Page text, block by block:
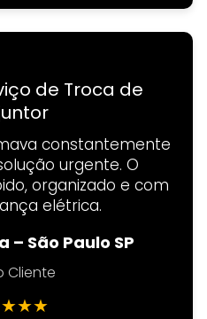
de Troca de
constantemente
urgente. O
organizado e com
elétrica.
– São Paulo SP
Cliente
★★★